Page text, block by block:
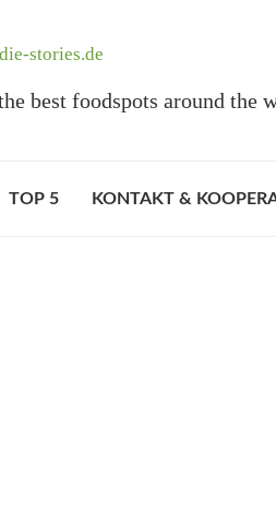
best foodspots around the
TOP 5 KONTAKT &